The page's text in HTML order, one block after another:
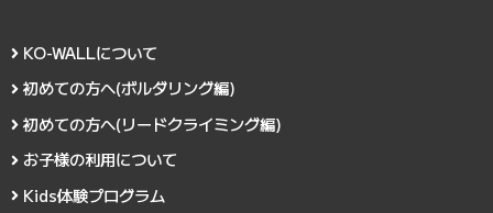
KO-WALLについて
初めての方へ(ボルダリング編)
初めての方へ(リードクライミング編)
お子様の利用について
Kids体験プログラム